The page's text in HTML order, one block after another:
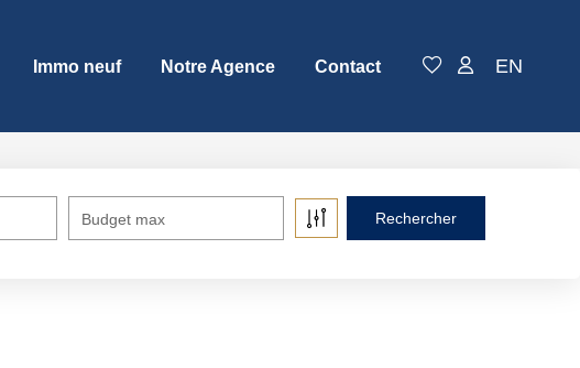
Immo neuf Notre Agence Contact EN
Budget max